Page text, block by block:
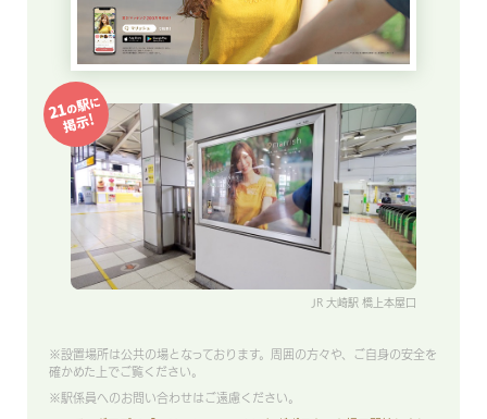
JR 大崎駅 橋上本屋口
※設置場所は公共の場となっております。周囲の方々や、ご自身の安全を
確かめた上でご覧ください。
※駅係員へのお問い合わせはご遠慮ください。